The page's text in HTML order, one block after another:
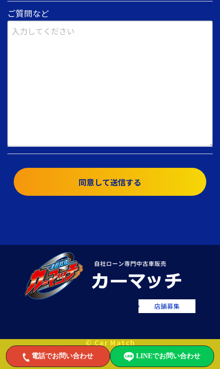
ご質問など
同意して送信する
電話でお問い合わせ LINEでお問い合わせ
店舗募集
© Car Match
自社ローンで中古車をお値打ちに販売するカーマッチ